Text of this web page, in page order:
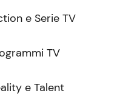
e Serie TV
TV
e Talent